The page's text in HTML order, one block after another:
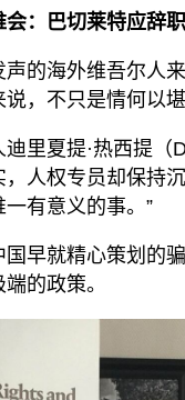
：巴切莱特应辞职
的海外维吾尔人
，不只是情何以
里夏提·热西提（
人权专员却保持
有意义的事。”
早就精心策划的
的政策。